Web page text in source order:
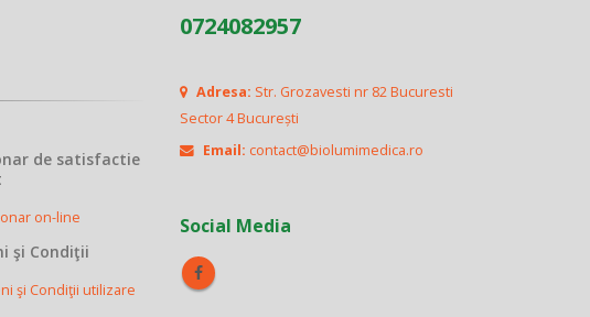
de satisfactie
on-line
şi Condiţii
şi Condiţii utilizare
0724082957
Adresa: Str. Grozavesti nr 82 Bucuresti
Sector 4 București
Email: contact@biolumimedica.ro
Social Media